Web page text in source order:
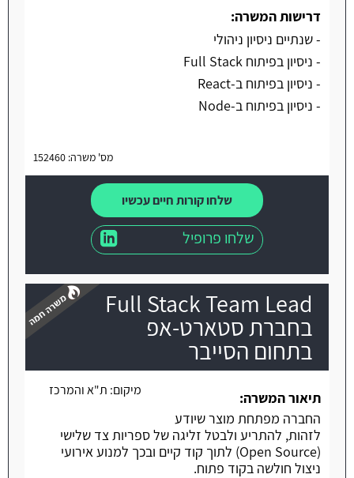
דרישות המשרה:
- שנתיים ניסיון ניהולי
- ניסיון בפיתוח Full Stack
- ניסיון בפיתוח ב-React
- ניסיון בפיתוח ב-Node
מס' משרה: 152460
שלחו קורות חיים עכשיו
שלחו פרופיל
Full Stack Team Lead
בחברת סטארט-אפ
בתחום הסייבר
משרה חמה
מיקום: ת"א והמרכז
תיאור המשרה:
החברה מפתחת מוצר שיודע
לזהות, להתריע ולבטל זליגה של ספריות צד שלישי
(Open Source) לתוך קוד קיים ובכך למנוע אירועי
ניצול חולשה בקוד פתוח.